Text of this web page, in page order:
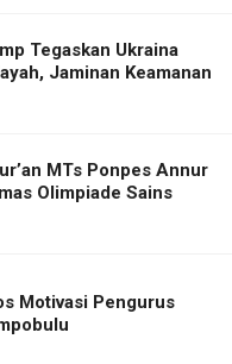
Tegaskan Ukraina
Jaminan Keamanan
MTs Ponpes Annur
Olimpiade Sains
Motivasi Pengurus